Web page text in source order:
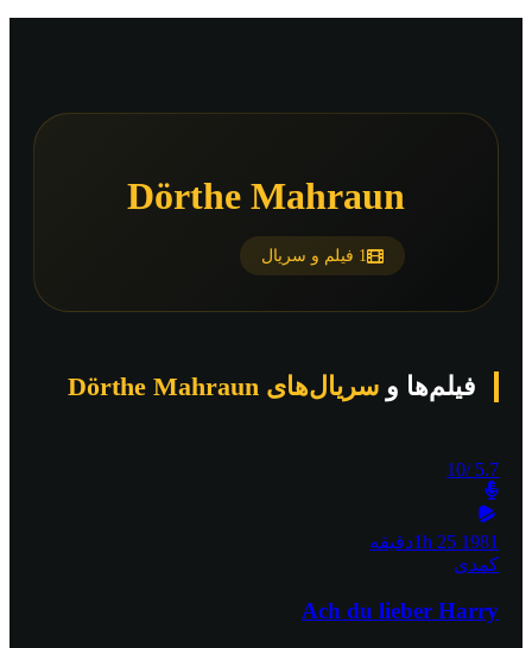
Dörthe Mahraun
1 فیلم و سریال
فیلم‌ها و سریال‌های Dörthe Mahraun
5.7
/10
1981 1h 25دقیقه
کمدی
Ach du lieber Harry